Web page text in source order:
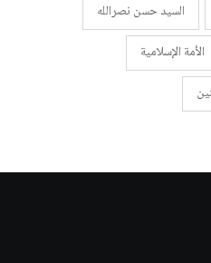
السيد حسن نصرالله
الأمة الإسلامية